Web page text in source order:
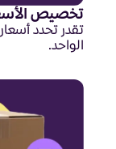
تخصيص
تقدر تحدد
الواحد.